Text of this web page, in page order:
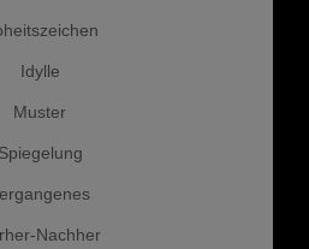
Idylle
Muster
Spiegelung
Nachher